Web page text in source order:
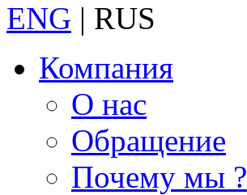
ENG | RUS
Компания
О нас
Обращение
Почему мы ?